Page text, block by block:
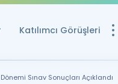
Katılımcı Görüşleri
Ücretsiz
Sınav Sonuçları Açıklandı